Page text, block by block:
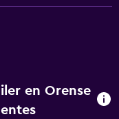
en Orense